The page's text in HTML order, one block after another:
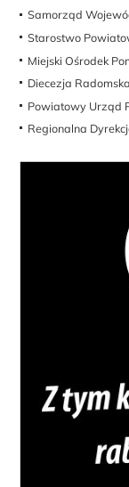
Samorząd
Starostwo
Miejski Ośrodek
Diecezja Radomska
Powiatowy Urząd
Regionalna